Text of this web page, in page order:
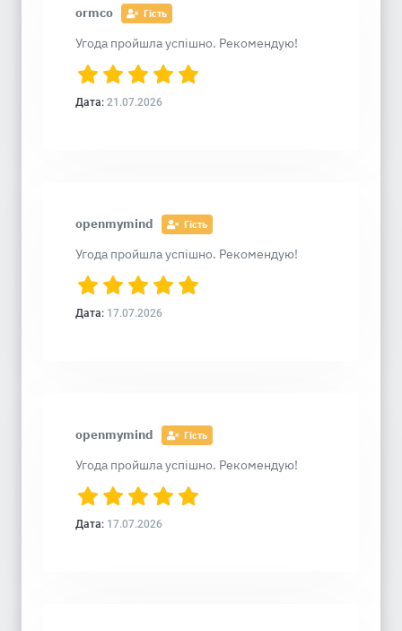
ormco Гість
Угода пройшла успішно. Рекомендую!
Дата: 21.07.2026
openmymind Гість
Угода пройшла успішно. Рекомендую!
Дата: 17.07.2026
openmymind Гість
Угода пройшла успішно. Рекомендую!
Дата: 17.07.2026